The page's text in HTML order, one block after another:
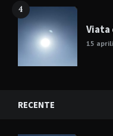
4
Viata
15
RECENTE